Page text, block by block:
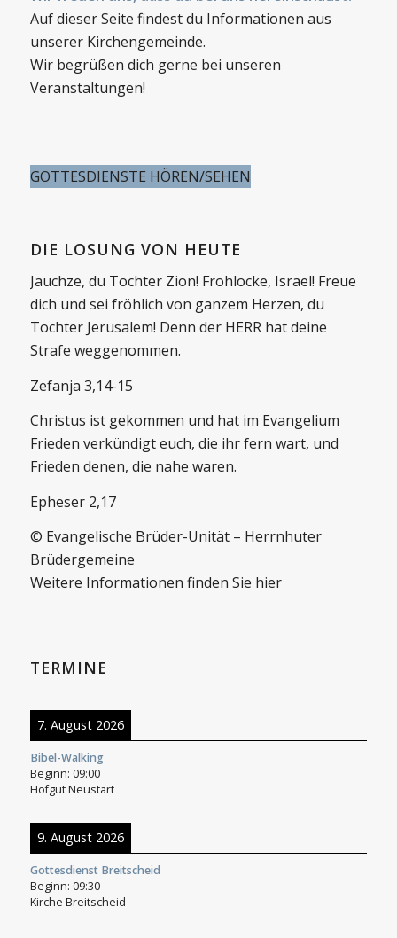
Auf dieser Seite findest du Informationen aus
unserer Kirchengemeinde.
Wir begrüßen dich gerne bei unseren
Veranstaltungen!
GOTTESDIENSTE HÖREN/SEHEN
DIE LOSUNG VON HEUTE
Jauchze, du Tochter Zion! Frohlocke, Israel! Freue
dich und sei fröhlich von ganzem Herzen, du
Tochter Jerusalem! Denn der HERR hat deine
Strafe weggenommen.
Zefanja 3,14-15
Christus ist gekommen und hat im Evangelium
Frieden verkündigt euch, die ihr fern wart, und
Frieden denen, die nahe waren.
Epheser 2,17
© Evangelische Brüder-Unität – Herrnhuter
Brüdergemeine
Weitere Informationen finden Sie hier
TERMINE
7. August 2026
Bibel-Walking
Beginn: 09:00
Hofgut Neustart
9. August 2026
Gottesdienst Breitscheid
Beginn: 09:30
Kirche Breitscheid